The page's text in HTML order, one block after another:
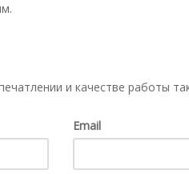
и качестве работы
Email